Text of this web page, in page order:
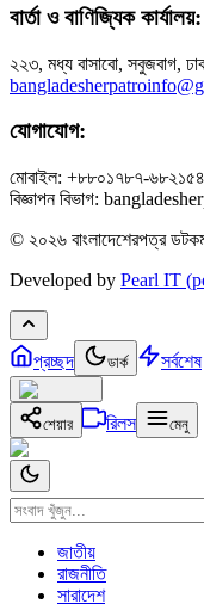
বার্তা ও বাণিজ্যিক কার্যালয়:
২২৩, মধ্য বাসাবো, সবুজবাগ,
যোগাযোগ:
মোবাইল: +৮৮০১৭৮৭-৬৮২১৫৪
বিজ্ঞাপন বিভাগ:
© ২০২৬ বাংলাদেশেরপত্র
Developed by Pearl IT
প্রচ্ছদ ডার্ক সর্বশেষ
শেয়ার রিলস মেনু
জাতীয়
রাজনীতি
সারাদেশ